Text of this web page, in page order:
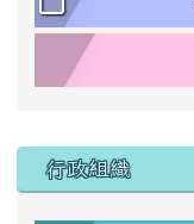
行政組織